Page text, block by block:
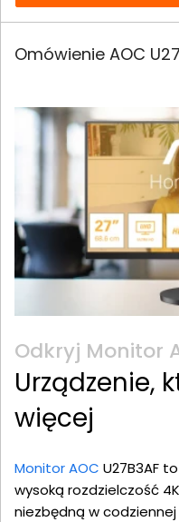
Omówienie AOC
Odkryj Monitor
Urządzenie,
więcej
Monitor AOC U27B3AF
wysoką rozdzielczość
niezbędną w